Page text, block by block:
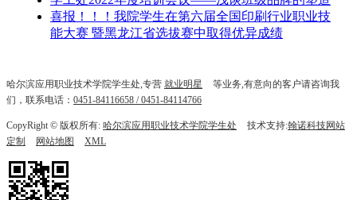
喜报！！！我院学生在第六届全国印刷行业职业技
能大赛 暨黑龙江省选拔赛中取得优异成绩
哈尔滨应用职业技术学院学生处,专营 就业明星
等业务,有意向的客户请咨询我
们，联系电话： 0451-84116658 / 0451-84114766
CopyRight © 版权所有: 哈尔滨应用职业技术学院学生处 技术支持:翰诺科技网站
定制
网站地图 XML